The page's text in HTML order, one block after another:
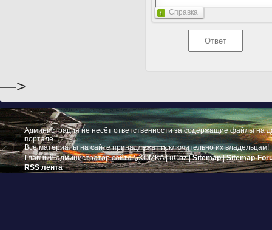
Справка
—>
Администрация не несёт ответственности за содержащие файлы на
портале.
Все материалы на сайте принадлежат исключительно их владельцам!
Главный администратор сайта ๖ۣۜXOMKA |uCoz|Sitemap|Sitemap-
RSS лента